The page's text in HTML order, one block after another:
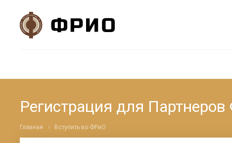
Регистрация для
Главная Вступить во ФРиО